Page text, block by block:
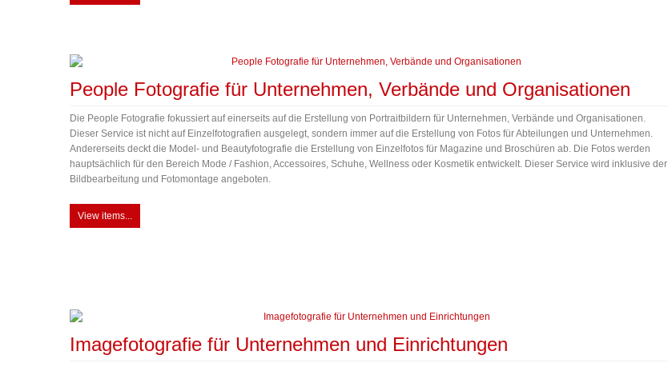
People Fotografie für Unternehmen, Verbände und Organisationen
Die People Fotografie fokussiert auf einerseits auf die Erstellung von Portraitbildern für Unternehmen, Verbände und Organisationen.
Dieser Service ist nicht auf Einzelfotografien ausgelegt, sondern immer auf die Erstellung von Fotos für Abteilungen und Unternehmen.
Andererseits deckt die Model- und Beautyfotografie die Erstellung von Einzelfotos für Magazine und Broschüren ab. Die Fotos werden
hauptsächlich für den Bereich Mode / Fashion, Accessoires, Schuhe, Wellness oder Kosmetik entwickelt. Dieser Service wird inklusive der
Bildbearbeitung und Fotomontage angeboten.
View items...
Imagefotografie für Unternehmen und Einrichtungen